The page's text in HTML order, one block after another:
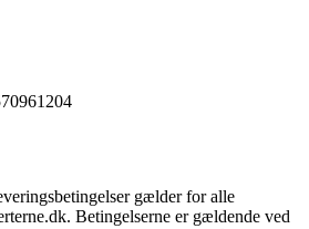
gælder for alle
Betingelserne er gældende ved